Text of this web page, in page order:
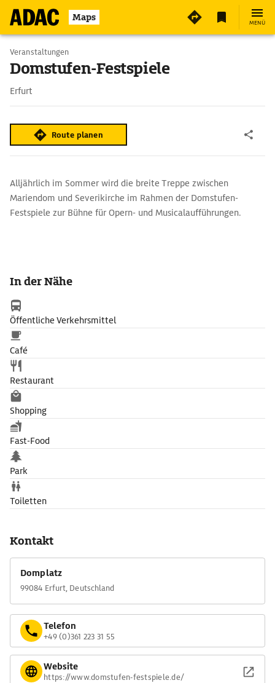
Maps MENÜ
Veranstaltungen
Domstufen-Festspiele
Erfurt
Route planen
Alljährlich im Sommer wird die breite Treppe zwischen
Mariendom und Severikirche im Rahmen der Domstufen-
Festspiele zur Bühne für Opern- und Musicalaufführungen.
In der Nähe
Öffentliche Verkehrsmittel
Café
Restaurant
Shopping
Fast-Food
Park
Toiletten
Kontakt
Domplatz
99084 Erfurt, Deutschland
Telefon
+49 (0)361 223 31 55
Website
https://www.domstufen-festspiele.de/